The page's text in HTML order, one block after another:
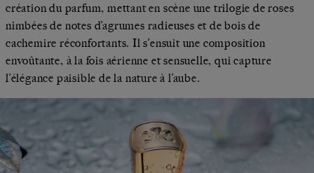
création du parfum, mettant en scène une trilogie de roses
nimbées de notes d’agrumes radieuses et de bois de
cachemire réconfortants. Il s’ensuit une composition
envoûtante, à la fois aérienne et sensuelle, qui capture
l’élégance paisible de la nature à l’aube.